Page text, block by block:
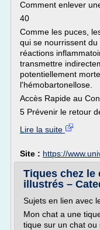
Comment enlever
40
Comme les puces,
qui se nourrissent
réactions
transmettre
potentiellement
l'hémobartonellose.
Accès Rapide au
5 Prévenir le retour
Lire la suite
Site : https://
Tiques chez le
illustrés –
Sujets en lien avec
Mon chat a une
tique sur un chat